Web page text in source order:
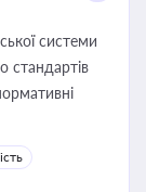
системи
стандартів